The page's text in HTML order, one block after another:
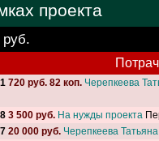
проекта
720 руб. 82 коп. Черепкеева
3 500 руб. На нужды проекта
20 000 руб. Черепкеева